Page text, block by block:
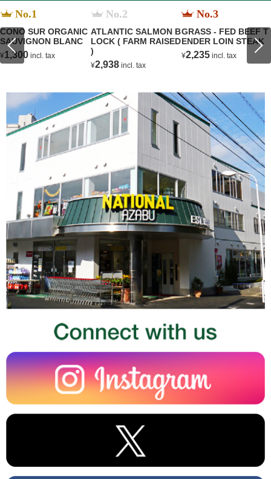
No.1
CONO SUR ORGANIC
SAUVIGNON BLANC
¥1,300 incl. tax
No.2
ATLANTIC SALMON B
LOCK ( FARM RAISED
)
¥2,938 incl. tax
No.3
GRASS - FED BEEF T
ENDER LOIN STEAK
¥2,235 incl. tax